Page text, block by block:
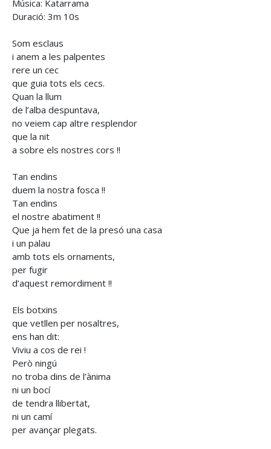
Música: Katarrama
Duració: 3m 10s
Som esclaus
i anem a les palpentes
rere un cec
que guia tots els cecs.
Quan la llum
de l’alba despuntava,
no veiem cap altre resplendor
que la nit
a sobre els nostres cors !!
Tan endins
duem la nostra fosca !!
Tan endins
el nostre abatiment !!
Que ja hem fet de la presó una casa
i un palau
amb tots els ornaments,
per fugir
d’aquest remordiment !!
Els botxins
que vetllen per nosaltres,
ens han dit:
Viviu a cos de rei !
Però ningú
no troba dins de l’ànima
ni un bocí
de tendra llibertat,
ni un camí
per avançar plegats.